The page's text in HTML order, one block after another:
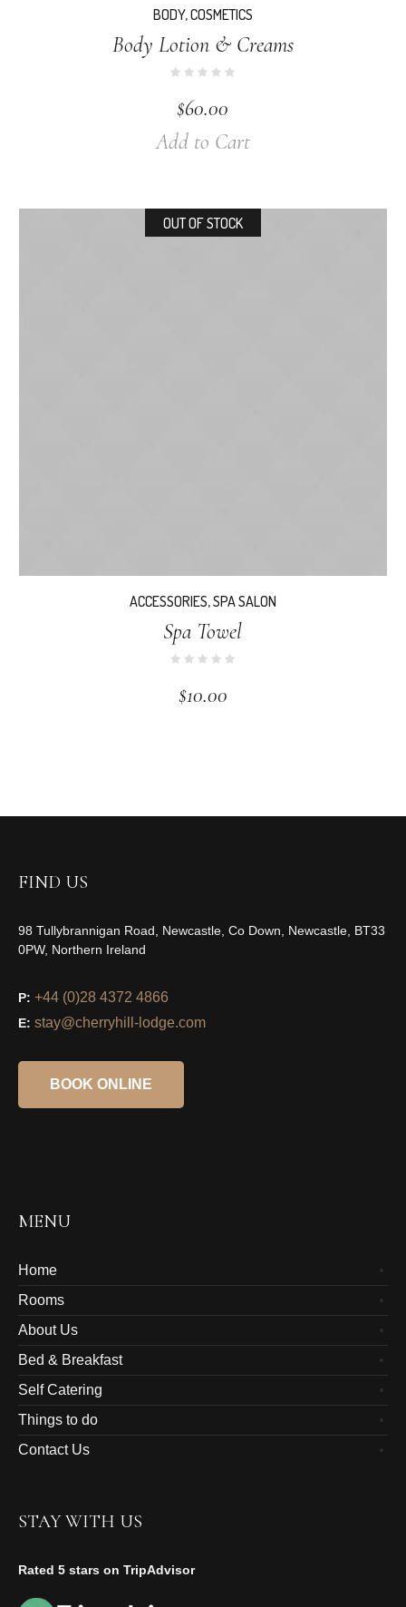
BODY,COSMETICS
Body Lotion & Creams
$60.00
Add to Cart
OUT OF STOCK
ACCESSORIES,SPA SALON
Spa Towel
$10.00
FIND US
98 Tullybrannigan Road, Newcastle, Co Down, Newcastle, BT33
0PW, Northern Ireland
P: +44 (0)28 4372 4866
E: stay@cherryhill-lodge.com
BOOK ONLINE
MENU
Home
Rooms
About Us
Bed & Breakfast
Self Catering
Things to do
Contact Us
STAY WITH US
Rated 5 stars on TripAdvisor